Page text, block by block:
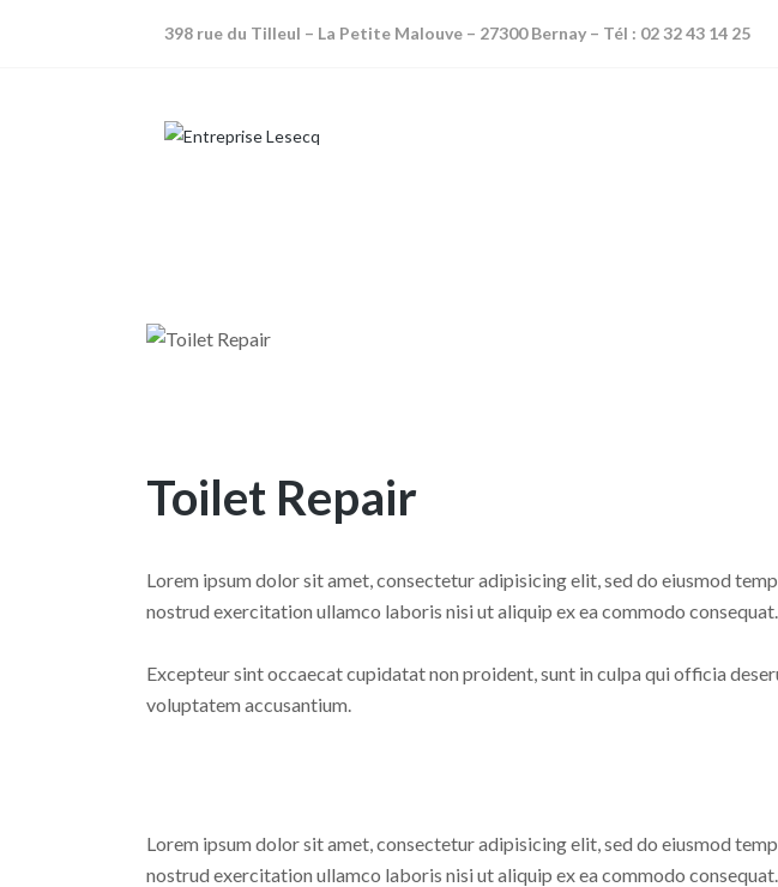
398 rue du Tilleul – La Petite Malouve – 27300 Bernay – Tél : 02 32 43 14 25
NOS
Toilet Repair
Lorem ipsum dolor sit amet, consectetur adipisicing elit, sed do eiusmod
nostrud exercitation ullamco laboris nisi ut aliquip ex ea commodo
Excepteur sint occaecat cupidatat non proident, sunt in culpa qui officia
voluptatem accusantium.
Lorem ipsum dolor sit amet, consectetur adipisicing elit, sed do eiusmod
nostrud exercitation ullamco laboris nisi ut aliquip ex ea commodo